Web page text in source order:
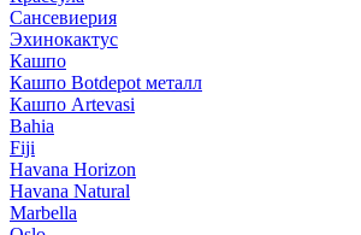
Сансевиерия
Эхинокактус
Кашпо
Кашпо Botdepot металл
Кашпо Artevasi
Bahia
Fiji
Havana Horizon
Havana Natural
Marbella